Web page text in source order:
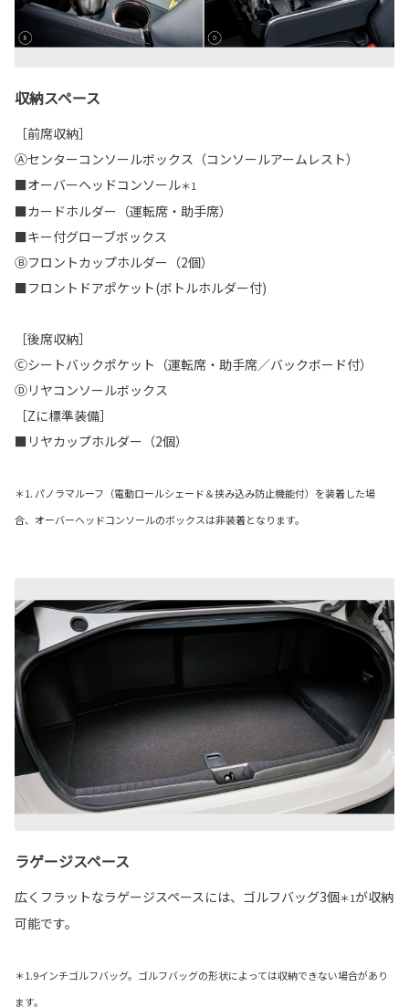
収納スペース
［前席収納］
Ⓐセンターコンソールボックス（コンソールアームレスト）
■オーバーヘッドコンソール＊1
■カードホルダー（運転席・助手席）
■キー付グローブボックス
Ⓑフロントカップホルダー（2個）
■フロントドアポケット(ボトルホルダー付)
［後席収納］
Ⓒシートバックポケット（運転席・助手席／バックボード付）
Ⓓリヤコンソールボックス
［Zに標準装備］
■リヤカップホルダー（2個）
＊1. パノラマルーフ（電動ロールシェード＆挟み込み防止機能付）を装着した場
合、オーバーヘッドコンソールのボックスは非装着となります。
ラゲージスペース
広くフラットなラゲージスペースには、ゴルフバッグ3個＊1が収納
可能です。
＊1.9インチゴルフバッグ。ゴルフバッグの形状によっては収納できない場合があり
ます。